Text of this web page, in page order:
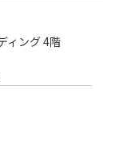
ィング 4階